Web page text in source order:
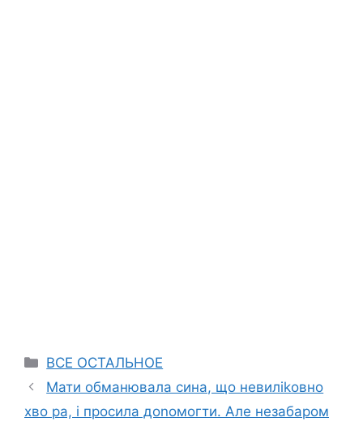
Categories
ВСЕ ОСТАЛЬНОЕ
Мати обманювала сина, що невиліkовно
хво ра, і просила доnомогти. Але незабаром